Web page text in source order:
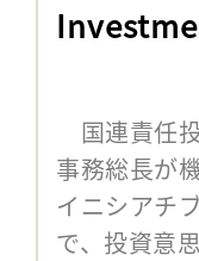
国連責任
事務総長が
イニシアチ
で、投資意